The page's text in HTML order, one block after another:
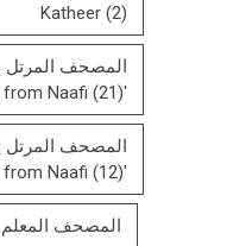
Katheer (2)
المصحف المرتل
'Narration: Warsh from Naafi
(21)
المصحف المرتل
'Narration: Qaaloon from Naafi
(12)
المصحف المعلم Teaching Mushaf